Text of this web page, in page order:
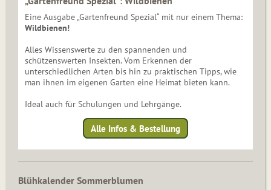
Eine Ausgabe „Gartenfreund Spezial“ mit nur einem Thema:
Wildbienen!
Alles Wissenswerte zu den spannenden und
schützenswerten Insekten. Vom Erkennen der
unterschiedlichen Arten bis hin zu praktischen Tipps, wie
man ihnen im eigenen Garten eine Heimat bieten kann.
Ideal auch für Schulungen und Lehrgänge.
Alle Infos & Bestellung
Blühkalender Sommerblumen